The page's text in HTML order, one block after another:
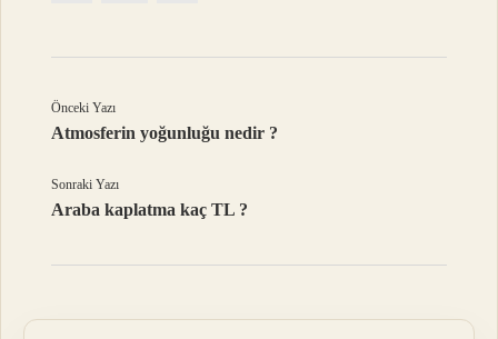
Önceki Yazı
Atmosferin yoğunluğu nedir ?
Sonraki Yazı
Araba kaplatma kaç TL ?